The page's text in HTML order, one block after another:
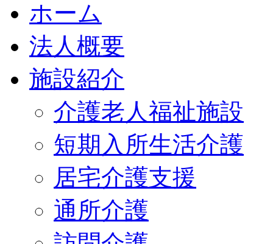
ホーム
法人概要
施設紹介
介護老人福祉施設
短期入所生活介護
居宅介護支援
通所介護